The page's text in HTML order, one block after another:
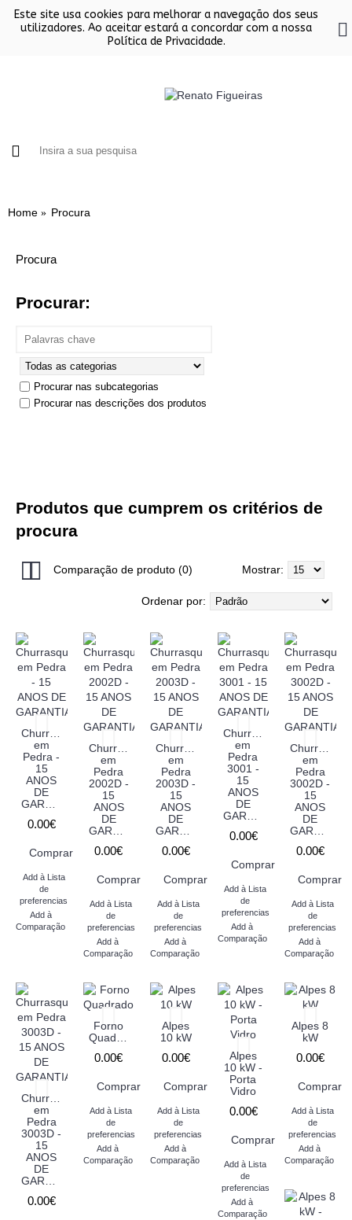
Este site usa cookies para melhorar a navegação dos seus
utilizadores. Ao aceitar estará a concordar com a nossa
Política de Privacidade.
Home Procura
Procura
Procurar:
Procurar nas subcategorias
Procurar nas descrições dos produtos
Produtos que cumprem os critérios de
procura
Comparação de produto (0) Mostrar:
Ordenar por:
Churrasqueira
em
Pedra -
15
ANOS
DE
GARANTIA
0.00€
Comprar
Add à Lista
de
preferencias
Add à
Comparação
Churrasqueira
em
Pedra
2002D -
15
ANOS
DE
GARANTIA
0.00€
Comprar
Add à Lista
de
preferencias
Add à
Comparação
Churrasqueira
em
Pedra
2003D -
15
ANOS
DE
GARANTIA
0.00€
Comprar
Add à Lista
de
preferencias
Add à
Comparação
Churrasqueira
em
Pedra
3001 -
15
ANOS
DE
GARANTIA
0.00€
Comprar
Add à Lista
de
preferencias
Add à
Comparação
em
Pedra
3002D -
15
ANOS
DE
GARANTIA
0.00€
Comprar
Add à Lista
de
preferencias
Add à
Comparação
Churrasqueira
em
Pedra
3003D -
15
ANOS
DE
GARANTIA
0.00€
Forno
Quadrado
0.00€
Comprar
Add à Lista
de
preferencias
Add à
Comparação
Alpes
10 kW
0.00€
Comprar
Add à Lista
de
preferencias
Add à
Comparação
Alpes
10 kW -
Porta
Vidro
0.00€
Comprar
Add à Lista
de
preferencias
Add à
Comparação
Alpes 8
kW
0.00€
Comprar
Add à Lista
de
preferencias
Add à
Comparação